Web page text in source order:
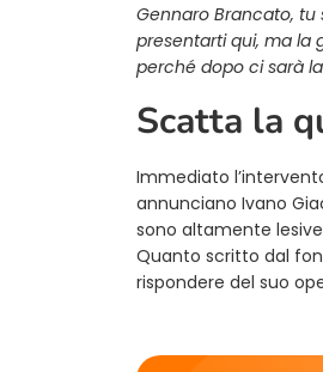
Gennaro Brancato,
presentarti qui, ma la
perché dopo ci sarà
Scatta la
Immediato
annunciano Ivano
sono altamente
Quanto scritto dal
rispondere del suo